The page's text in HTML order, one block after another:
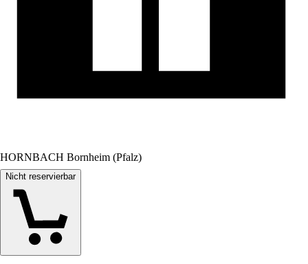
HORNBACH Bornheim (Pfalz)
Nicht reservierbar